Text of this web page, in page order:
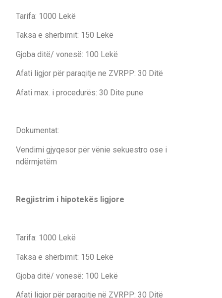
Tarifa: 1000 Lekë
Taksa e sherbimit: 150 Lekë
Gjoba ditë/ vonesë: 100 Lekë
Afati ligjor për paraqitje ne ZVRPP: 30 Ditë
Afati max. i procedurës: 30 Dite pune
Dokumentat:
Vendimi gjyqesor për vënie sekuestro ose i
ndërmjetëm
Regjistrim i hipotekës ligjore
Tarifa: 1000 Lekë
Taksa e shërbimit: 150 Lekë
Gjoba ditë/ vonesë: 100 Lekë
Afati ligjor për paraqitje në ZVRPP: 30 Ditë